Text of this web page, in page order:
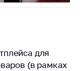
для
(в рамках